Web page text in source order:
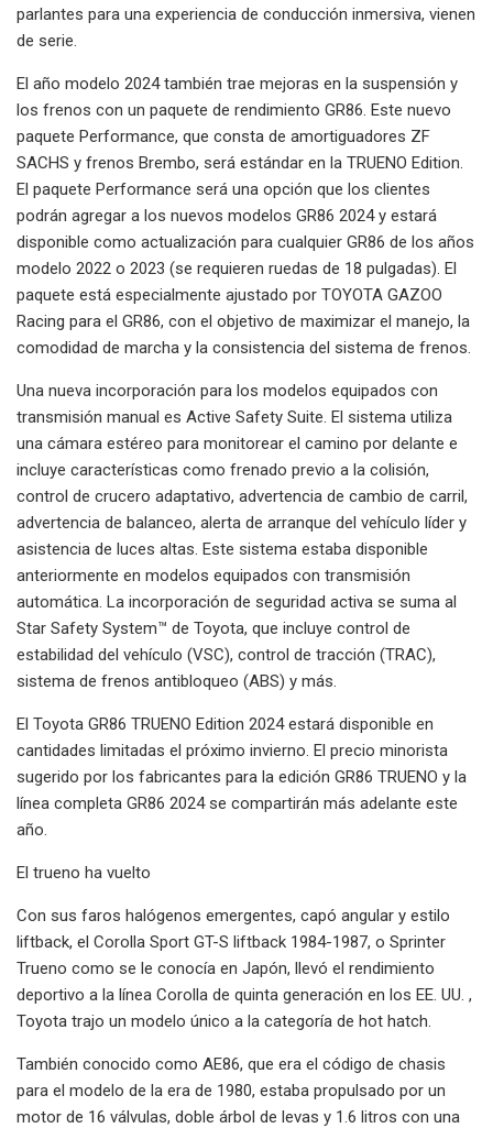
parlantes para una experiencia de conducción inmersiva, vienen
de serie.
El año modelo 2024 también trae mejoras en la suspensión y
los frenos con un paquete de rendimiento GR86. Este nuevo
paquete Performance, que consta de amortiguadores ZF
SACHS y frenos Brembo, será estándar en la TRUENO Edition.
El paquete Performance será una opción que los clientes
podrán agregar a los nuevos modelos GR86 2024 y estará
disponible como actualización para cualquier GR86 de los años
modelo 2022 o 2023 (se requieren ruedas de 18 pulgadas). El
paquete está especialmente ajustado por TOYOTA GAZOO
Racing para el GR86, con el objetivo de maximizar el manejo, la
comodidad de marcha y la consistencia del sistema de frenos.
Una nueva incorporación para los modelos equipados con
transmisión manual es Active Safety Suite. El sistema utiliza
una cámara estéreo para monitorear el camino por delante e
incluye características como frenado previo a la colisión,
control de crucero adaptativo, advertencia de cambio de carril,
advertencia de balanceo, alerta de arranque del vehículo líder y
asistencia de luces altas. Este sistema estaba disponible
anteriormente en modelos equipados con transmisión
automática. La incorporación de seguridad activa se suma al
Star Safety System™ de Toyota, que incluye control de
estabilidad del vehículo (VSC), control de tracción (TRAC),
sistema de frenos antibloqueo (ABS) y más.
El Toyota GR86 TRUENO Edition 2024 estará disponible en
cantidades limitadas el próximo invierno. El precio minorista
sugerido por los fabricantes para la edición GR86 TRUENO y la
línea completa GR86 2024 se compartirán más adelante este
año.
El trueno ha vuelto
Con sus faros halógenos emergentes, capó angular y estilo
liftback, el Corolla Sport GT-S liftback 1984-1987, o Sprinter
Trueno como se le conocía en Japón, llevó el rendimiento
deportivo a la línea Corolla de quinta generación en los EE. UU. ,
Toyota trajo un modelo único a la categoría de hot hatch.
También conocido como AE86, que era el código de chasis
para el modelo de la era de 1980, estaba propulsado por un
motor de 16 válvulas, doble árbol de levas y 1.6 litros con una